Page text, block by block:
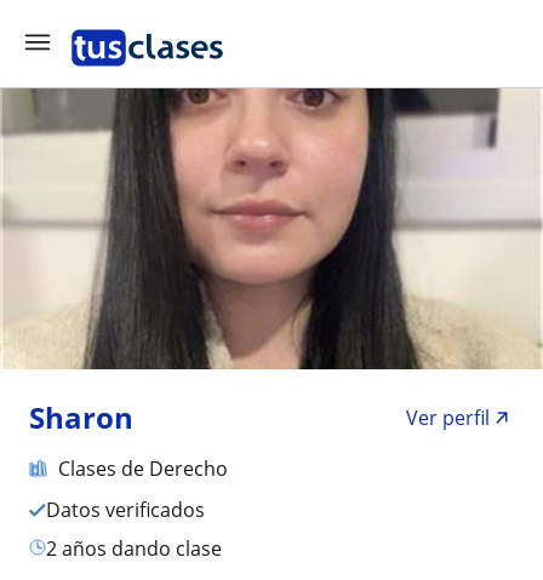
Sharon
Ver perfil
Clases de Derecho
Datos verificados
2 años dando clase